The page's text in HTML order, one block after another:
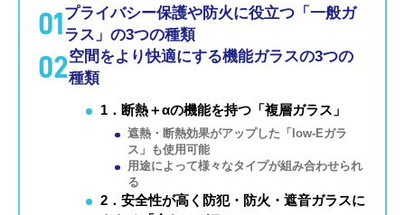
01 プライバシー保護や防火に役立つ「一般ガ
ラス」の3つの種類
02空間をより快適にする機能ガラスの3つの
種類
1．断熱＋αの機能を持つ「複層ガラス」
遮熱・断熱効果がアップした「low-Eガラ
ス」も使用可能
用途によって様々なタイプが組み合わせられ
る
2．安全性が高く防犯・防火・遮音ガラスに